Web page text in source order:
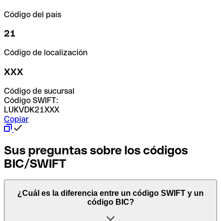
Código del país
21
Código de localización
XXX
Código de sucursal
Código SWIFT:
LUKVDK21XXX
Copiar
Sus preguntas sobre los códigos
BIC/SWIFT
¿Cuál es la diferencia entre un código SWIFT y un
código BIC?